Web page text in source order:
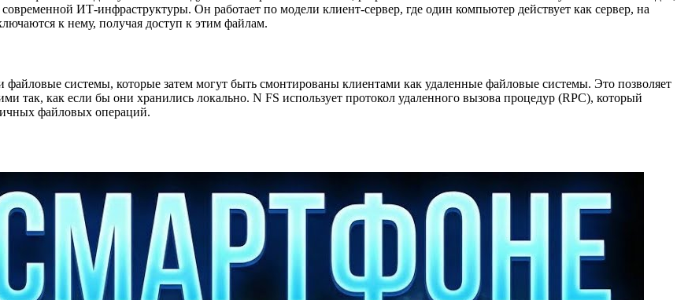
ИТ-инфраструктуры. Он работает по модели клиент-сервер, где один компьютер действует как сервер, на
к нему, получая доступ к этим файлам.
файловые системы, которые затем могут быть смонтированы клиентами как удаленные файловые системы. Это позволяет
так, как если бы они хранились локально. N FS использует протокол удаленного вызова процедур (RPC), который
файловых операций.